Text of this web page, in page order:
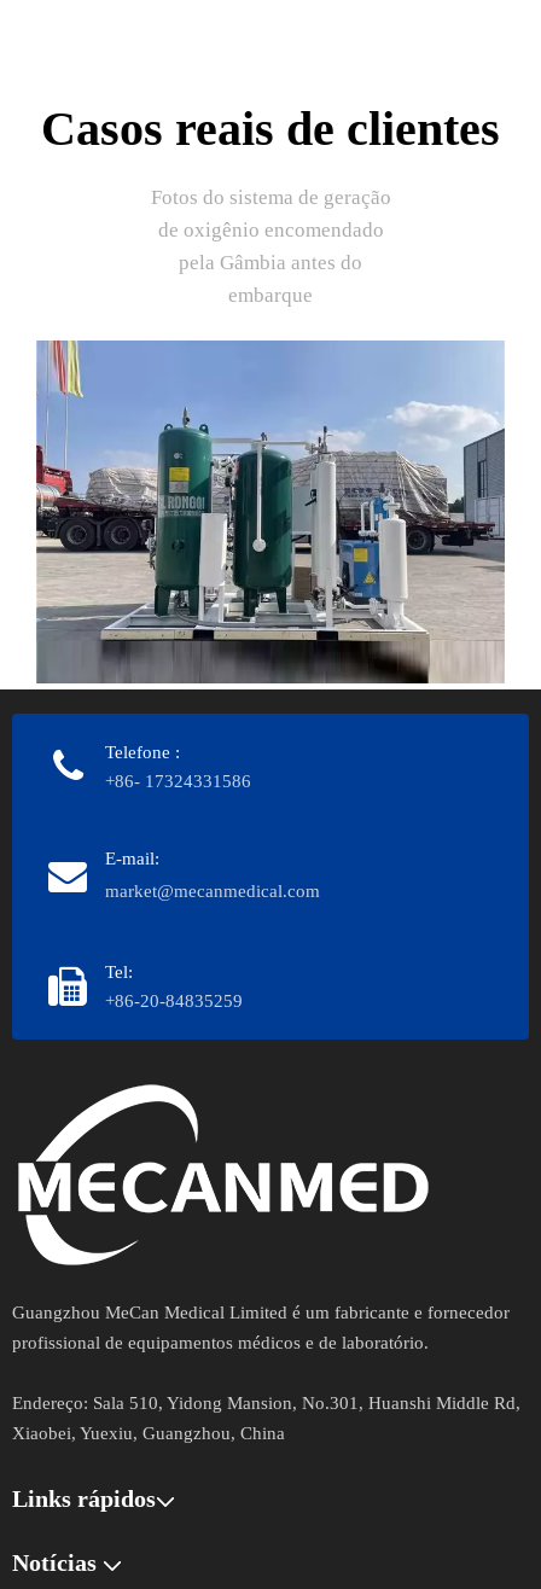
Casos reais de clientes
Fotos do sistema de geração
de oxigênio encomendado
pela Gâmbia antes do
embarque
Telefone :
+86- 17324331586
E-mail:
market@mecanmedical.com
Tel:
+86-20-84835259
Guangzhou MeCan Medical Limited é um fabricante e fornecedor
profissional de equipamentos médicos e de laboratório.
Endereço​​​​​​​: Sala 510, Yidong Mansion, No.301, Huanshi Middle Rd,
Xiaobei, Yuexiu, Guangzhou, China
Links rápidos​​​​​​​
Notícias